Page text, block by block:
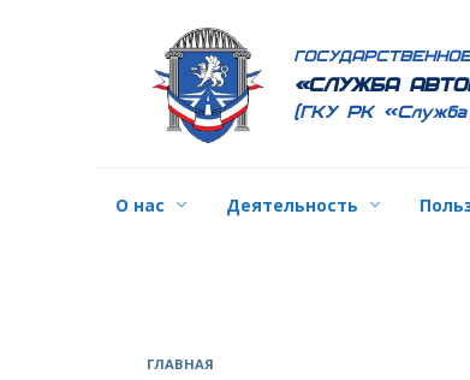
«СЛУЖБА
(ГКУ РК «Служба
О нас Деятельность
ГЛАВНАЯ